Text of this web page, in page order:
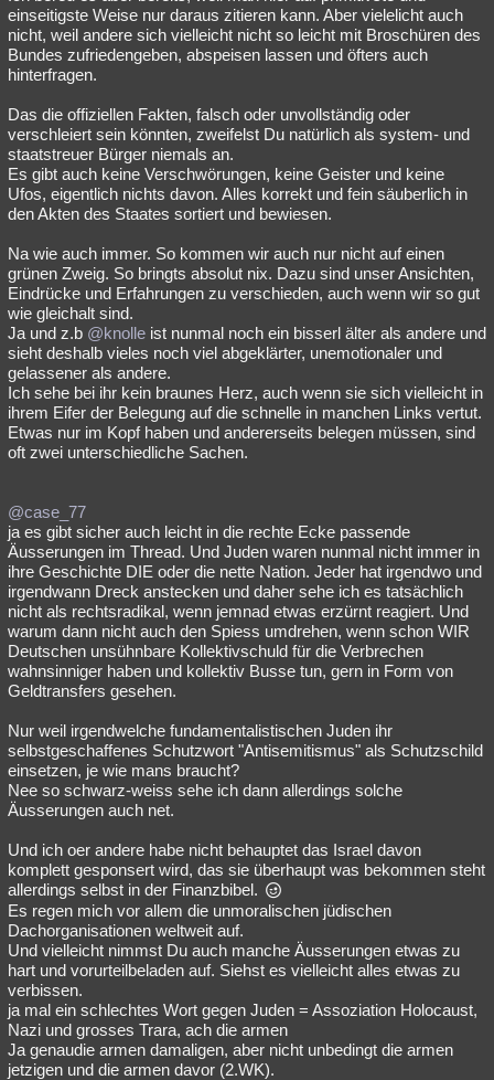
einseitigste Weise nur daraus zitieren kann. Aber vielelicht auch
nicht, weil andere sich vielleicht nicht so leicht mit Broschüren des
Bundes zufriedengeben, abspeisen lassen und öfters auch
hinterfragen.
Das die offiziellen Fakten, falsch oder unvollständig oder
verschleiert sein könnten, zweifelst Du natürlich als system- und
staatstreuer Bürger niemals an.
Es gibt auch keine Verschwörungen, keine Geister und keine
Ufos, eigentlich nichts davon. Alles korrekt und fein säuberlich in
den Akten des Staates sortiert und bewiesen.
Na wie auch immer. So kommen wir auch nur nicht auf einen
grünen Zweig. So bringts absolut nix. Dazu sind unser Ansichten,
Eindrücke und Erfahrungen zu verschieden, auch wenn wir so gut
wie gleichalt sind.
Ja und z.b @knolle ist nunmal noch ein bisserl älter als andere und
sieht deshalb vieles noch viel abgeklärter, unemotionaler und
gelassener als andere.
Ich sehe bei ihr kein braunes Herz, auch wenn sie sich vielleicht in
ihrem Eifer der Belegung auf die schnelle in manchen Links vertut.
Etwas nur im Kopf haben und andererseits belegen müssen, sind
oft zwei unterschiedliche Sachen.
@case_77
ja es gibt sicher auch leicht in die rechte Ecke passende
Äusserungen im Thread. Und Juden waren nunmal nicht immer in
ihre Geschichte DIE oder die nette Nation. Jeder hat irgendwo und
irgendwann Dreck anstecken und daher sehe ich es tatsächlich
nicht als rechtsradikal, wenn jemnad etwas erzürnt reagiert. Und
warum dann nicht auch den Spiess umdrehen, wenn schon WIR
Deutschen unsühnbare Kollektivschuld für die Verbrechen
wahnsinniger haben und kollektiv Busse tun, gern in Form von
Geldtransfers gesehen.
Nur weil irgendwelche fundamentalistischen Juden ihr
selbstgeschaffenes Schutzwort "Antisemitismus" als Schutzschild
einsetzen, je wie mans braucht?
Nee so schwarz-weiss sehe ich dann allerdings solche
Äusserungen auch net.
Und ich oer andere habe nicht behauptet das Israel davon
komplett gesponsert wird, das sie überhaupt was bekommen steht
allerdings selbst in der Finanzbibel.
Es regen mich vor allem die unmoralischen jüdischen
Dachorganisationen weltweit auf.
Und vielleicht nimmst Du auch manche Äusserungen etwas zu
hart und vorurteilbeladen auf. Siehst es vielleicht alles etwas zu
verbissen.
ja mal ein schlechtes Wort gegen Juden = Assoziation Holocaust,
Nazi und grosses Trara, ach die armen
Ja genaudie armen damaligen, aber nicht unbedingt die armen
jetzigen und die armen davor (2.WK).